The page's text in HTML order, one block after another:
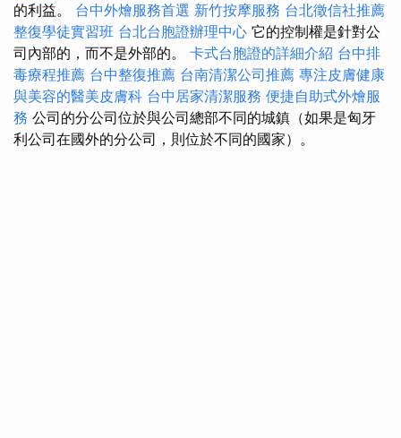
的利益。 台中外燴服務首選 新竹按摩服務 台北徵信社推薦
整復學徒實習班 台北台胞證辦理中心 它的控制權是針對公
司內部的，而不是外部的。 卡式台胞證的詳細介紹 台中排
毒療程推薦 台中整復推薦 台南清潔公司推薦 專注皮膚健康
與美容的醫美皮膚科 台中居家清潔服務 便捷自助式外燴服
務 公司的分公司位於與公司總部不同的城鎮（如果是匈牙
利公司在國外的分公司，則位於不同的國家）。